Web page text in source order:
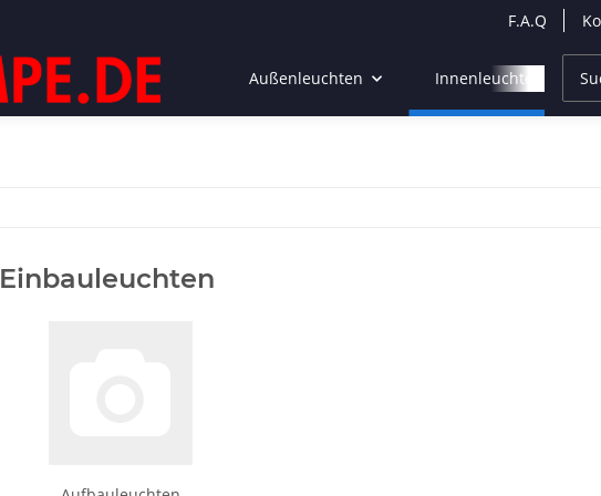
F.A.Q
Außenleuchten Innenleuchten
Einbauleuchten